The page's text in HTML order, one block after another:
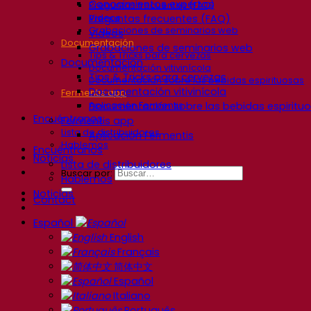
Preguntas frecuentes (FAQ)
Videos
Grabaciones de seminarios web
Documentación
Tips & Tricks para cervezas
Documentación vitivinícola
Documentación sobre las bebidas espirituosas
Fermentis app
Aplicación Fermentis
Encuéntranos
Lista de distribuidores
Hablemos
Noticias
Buscar por:
Contact
Conocimientos expertos
Preguntas frecuentes (FAQ)
Videos
Grabaciones de seminarios web
Documentación
Tips & Tricks para cervezas
Documentación vitivinícola
Documentación sobre las bebidas
Fermentis app
Aplicación Fermentis
Encuéntranos
Lista de distribuidores
Hablemos
Noticias
Español
English
Français
简体中文
Español
Italiano